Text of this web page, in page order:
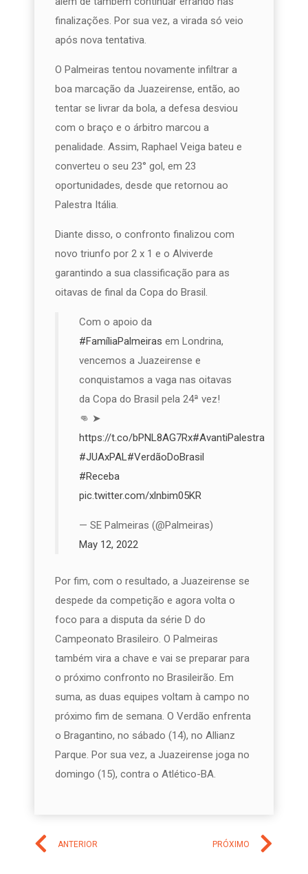
finalizações. Por sua vez, a virada só veio
após nova tentativa.
O Palmeiras tentou novamente infiltrar a
boa marcação da Juazeirense, então, ao
tentar se livrar da bola, a defesa desviou
com o braço e o árbitro marcou a
penalidade. Assim, Raphael Veiga bateu e
converteu o seu 23° gol, em 23
oportunidades, desde que retornou ao
Palestra Itália.
Diante disso, o confronto finalizou com
novo triunfo por 2 x 1 e o Alviverde
garantindo a sua classificação para as
oitavas de final da Copa do Brasil.
Com o apoio da
#FamíliaPalmeiras em Londrina,
vencemos a Juazeirense e
conquistamos a vaga nas oitavas
da Copa do Brasil pela 24ª vez!
👊 ➤
https://t.co/bPNL8AG7Rx#AvantiPalestra
#JUAxPAL#VerdãoDoBrasil
#Receba
pic.twitter.com/xlnbim05KR
— SE Palmeiras (@Palmeiras)
May 12, 2022
Por fim, com o resultado, a Juazeirense se
despede da competição e agora volta o
foco para a disputa da série D do
Campeonato Brasileiro. O Palmeiras
também vira a chave e vai se preparar para
o próximo confronto no Brasileirão. Em
suma, as duas equipes voltam à campo no
próximo fim de semana. O Verdão enfrenta
o Bragantino, no sábado (14), no Allianz
Parque. Por sua vez, a Juazeirense joga no
domingo (15), contra o Atlético-BA.
ANTERIOR PRÓXIMO